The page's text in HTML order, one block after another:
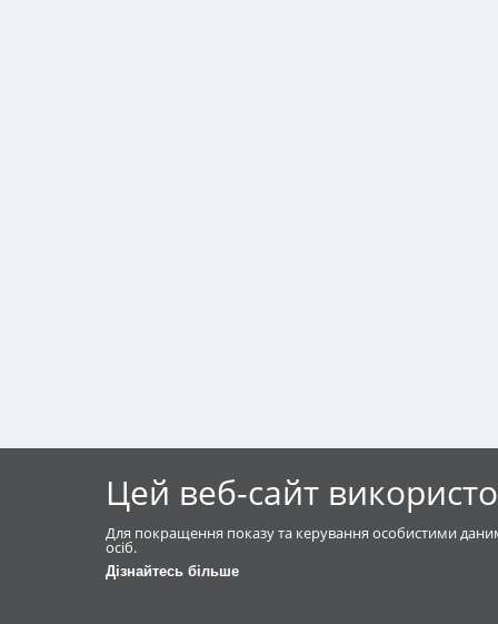
Цей веб-сайт
Для покращення показу та керування особистими
осіб.
Дізнайтесь більше